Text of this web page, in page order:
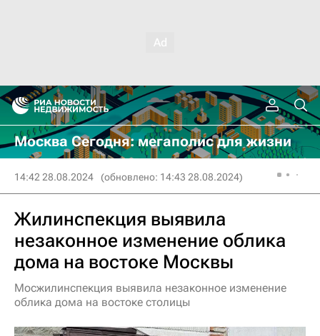
Москва Сегодня: мегаполис для жизни
14:42 28.08.2024 (обновлено: 14:43 28.08.2024)
Жилинспекция выявила
незаконное изменение облика
дома на востоке Москвы
Мосжилинспекция выявила незаконное изменение
облика дома на востоке столицы